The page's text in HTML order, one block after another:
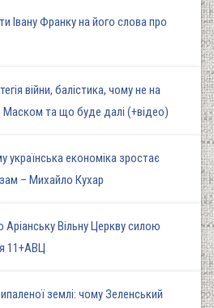
Івану Франку на його слова про
війни, балістика, чому не на
Маском та що буде далі (+відео)
українська економіка зростає
– Михайло Кухар
Вільну Церкву силою
11+АВЦ
землі: чому Зеленський